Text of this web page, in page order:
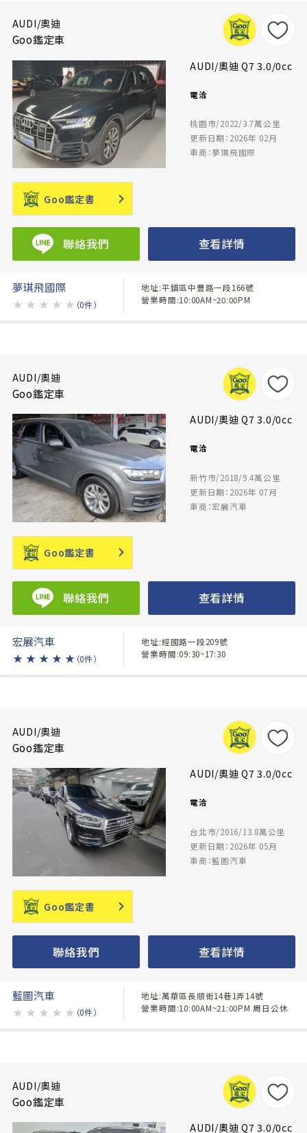
AUDI/奧迪
Goo鑑定車
AUDI/奧迪 Q7 3.0/0cc
電洽
桃園市/2022/3.7萬公里
更新日期：2026年 02月
車商：夢琪飛國際
Goo鑑定書
聯絡我們 查看詳情
夢琪飛國際
★ ★ ★ ★ ★ （0件）
地址:平鎮區中豐路一段166號
營業時間:10:00AM~20:00PM
AUDI/奧迪
Goo鑑定車
AUDI/奧迪 Q7 3.0/0cc
電洽
新竹市/2018/9.4萬公里
更新日期：2026年 07月
車商：宏展汽車
Goo鑑定書
聯絡我們 查看詳情
宏展汽車
★ ★ ★ ★ ★ （0件）
地址:經國路一段209號
營業時間:09:30~17:30
AUDI/奧迪
Goo鑑定車
AUDI/奧迪 Q7 3.0/0cc
電洽
台北市/2016/13.8萬公里
更新日期：2026年 05月
車商：藍圖汽車
Goo鑑定書
聯絡我們 查看詳情
藍圖汽車
★ ★ ★ ★ ★ （0件）
地址:萬華區長順街14巷1弄14號
營業時間:10:00AM~21:00PM 周日公休
AUDI/奧迪
Goo鑑定車
AUDI/奧迪 Q7 3.0/0cc